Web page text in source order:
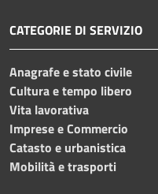
CATEGORIE DI SERVIZIO
Anagrafe e stato civile
Cultura e tempo libero
Vita lavorativa
Imprese e Commercio
Catasto e urbanistica
Mobilità e trasporti